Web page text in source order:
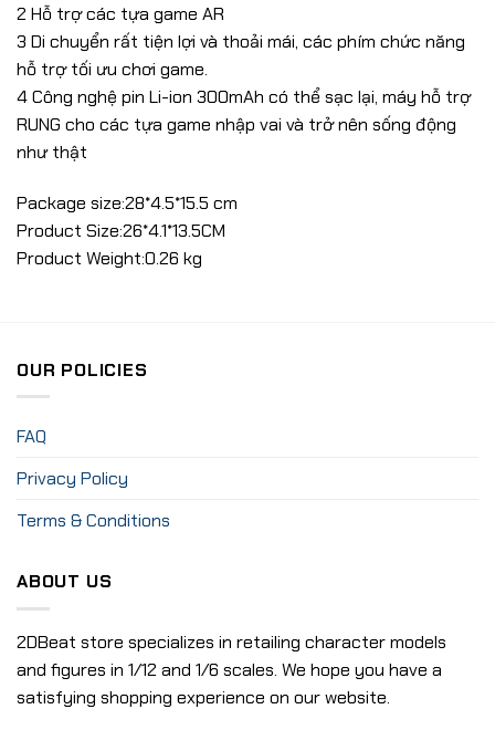
2 Hỗ trợ các tựa game AR
3 Di chuyển rất tiện lợi và thoải mái, các phím chức năng
hỗ trợ tối ưu chơi game.
4 Công nghệ pin Li-ion 300mAh có thể sạc lại, máy hỗ trợ
RUNG cho các tựa game nhập vai và trở nên sống động
như thật
Package size:28*4.5*15.5 cm
Product Size:26*4.1*13.5CM
Product Weight:0.26 kg
OUR POLICIES
FAQ
Privacy Policy
Terms & Conditions
ABOUT US
2DBeat store specializes in retailing character models
and figures in 1/12 and 1/6 scales. We hope you have a
satisfying shopping experience on our website.